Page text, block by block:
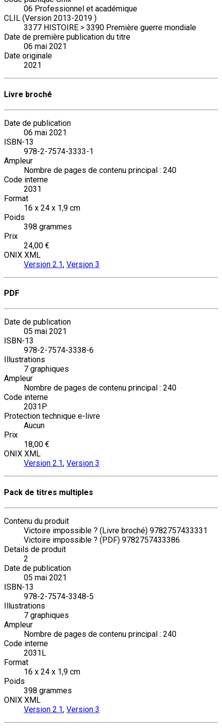
06 Professionnel et académique
CLIL (Version 2013-2019 )
3377 HISTOIRE > 3390 Première guerre mondiale
Date de première publication du titre
06 mai 2021
Date originale
2021
Livre broché
Date de publication
06 mai 2021
ISBN-13
978-2-7574-3333-1
Ampleur
Nombre de pages de contenu principal : 240
Code interne
2031
Format
16 x 24 x 1,9 cm
Poids
398 grammes
Prix
24,00 €
ONIX XML
Version 2.1, Version 3
PDF
Date de publication
05 mai 2021
ISBN-13
978-2-7574-3338-6
Illustrations
7 graphiques
Ampleur
Nombre de pages de contenu principal : 240
Code interne
2031P
Protection technique e-livre
Aucun
Prix
18,00 €
ONIX XML
Version 2.1, Version 3
Pack de titres multiples
Contenu du produit
Victoire impossible ? (Livre broché) 9782757433331
Victoire impossible ? (PDF) 9782757433386
Details de produit
2
Date de publication
05 mai 2021
ISBN-13
978-2-7574-3348-5
Illustrations
7 graphiques
Ampleur
Nombre de pages de contenu principal : 240
Code interne
2031L
Format
16 x 24 x 1,9 cm
Poids
398 grammes
ONIX XML
Version 2.1, Version 3